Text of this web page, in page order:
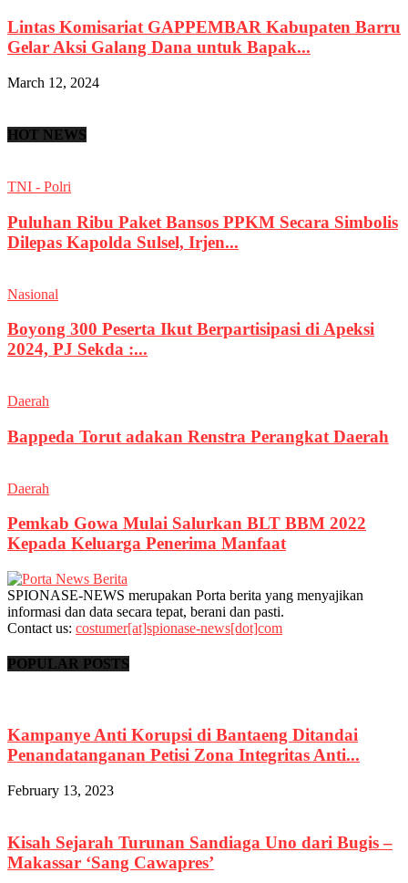
Lintas Komisariat GAPPEMBAR Kabupaten Barru
Gelar Aksi Galang Dana untuk Bapak...
March 12, 2024
HOT NEWS
TNI - Polri
Puluhan Ribu Paket Bansos PPKM Secara Simbolis
Dilepas Kapolda Sulsel, Irjen...
Nasional
Boyong 300 Peserta Ikut Berpartisipasi di Apeksi
2024, PJ Sekda :...
Daerah
Bappeda Torut adakan Renstra Perangkat Daerah
Daerah
Pemkab Gowa Mulai Salurkan BLT BBM 2022
Kepada Keluarga Penerima Manfaat
SPIONASE-NEWS merupakan Porta berita yang menyajikan
informasi dan data secara tepat, berani dan pasti.
Contact us: costumer[at]spionase-news[dot]com
POPULAR POSTS
Kampanye Anti Korupsi di Bantaeng Ditandai
Penandatanganan Petisi Zona Integritas Anti...
February 13, 2023
Kisah Sejarah Turunan Sandiaga Uno dari Bugis –
Makassar ‘Sang Cawapres’